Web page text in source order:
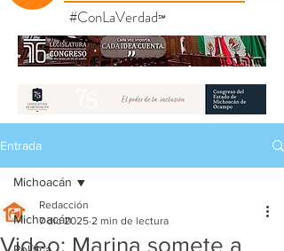
#ConLaVerdad℠
Entrada
Michoacán
Michoacán
Video: Marina somete a
Redacción
7 dic 2025 2 min de lectura